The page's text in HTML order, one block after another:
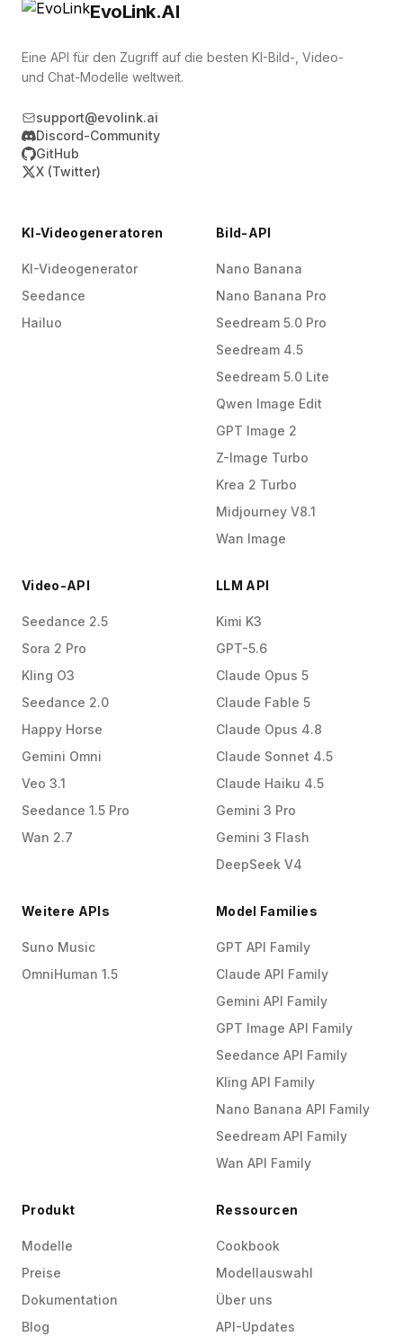
EvoLink.AI
Eine API für den Zugriff auf die besten KI-Bild-, Video-
und Chat-Modelle weltweit.
support@evolink.ai
Discord-Community
GitHub
X (Twitter)
KI-Videogeneratoren
KI-Videogenerator
Seedance
Hailuo
Bild-API
Nano Banana
Nano Banana Pro
Seedream 5.0 Pro
Seedream 4.5
Seedream 5.0 Lite
Qwen Image Edit
GPT Image 2
Z-Image Turbo
Krea 2 Turbo
Midjourney V8.1
Wan Image
Video-API
Seedance 2.5
Sora 2 Pro
Kling O3
Seedance 2.0
Happy Horse
Gemini Omni
Veo 3.1
Seedance 1.5 Pro
Wan 2.7
LLM API
Kimi K3
GPT-5.6
Claude Opus 5
Claude Fable 5
Claude Opus 4.8
Claude Sonnet 4.5
Claude Haiku 4.5
Gemini 3 Pro
Gemini 3 Flash
DeepSeek V4
Weitere APIs
Suno Music
OmniHuman 1.5
Model Families
GPT API Family
Claude API Family
Gemini API Family
GPT Image API Family
Seedance API Family
Kling API Family
Nano Banana API Family
Seedream API Family
Wan API Family
Produkt
Modelle
Preise
Dokumentation
Blog
Ressourcen
Cookbook
Modellauswahl
Über uns
API-Updates